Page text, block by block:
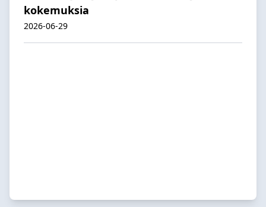
kokemuksia
2026-06-29